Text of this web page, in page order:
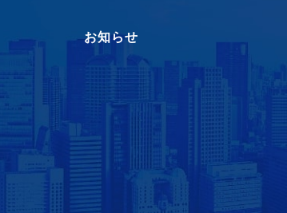
お知らせ